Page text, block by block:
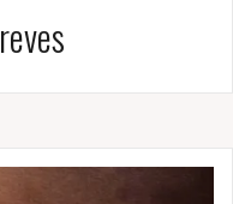
reves